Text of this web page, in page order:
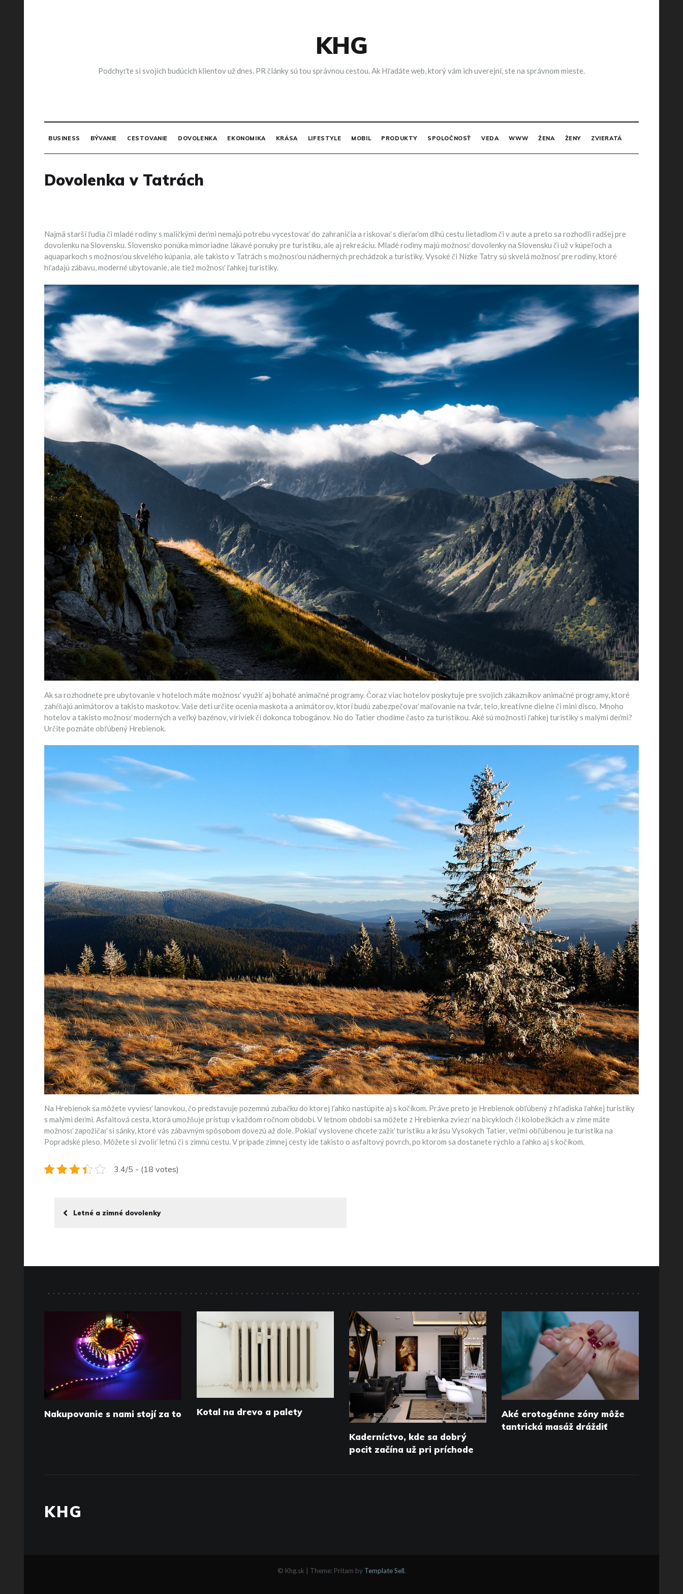
KHG
Podchyťte si svojich budúcich klientov už dnes. PR články sú tou správnou cestou. Ak Hľadáte web, ktorý vám ich uverejní, ste na správnom mieste.
BUSINESS BÝVANIE CESTOVANIE DOVOLENKA EKONOMIKA KRÁSA LIFESTYLE MOBIL PRODUKTY SPOLOČNOSŤ VEDA WWW ŽENA ŽENY ZVIERATÁ
Dovolenka v Tatrách
Najmä starší ľudia či mladé rodiny s maličkými deťmi nemajú potrebu vycestovať do zahraničia a riskovať s dieťaťom dlhú cestu lietadlom či v aute a preto sa rozhodli radšej pre
dovolenku na Slovensku. Slovensko ponúka mimoriadne lákavé ponuky pre turistiku, ale aj rekreáciu. Mladé rodiny majú možnosť dovolenky na Slovensku či už v kúpeľoch a
aquaparkoch s možnosťou skvelého kúpania, ale takisto v Tatrách s možnosťou nádherných prechádzok a turistiky. Vysoké či Nízke Tatry sú skvelá možnosť pre rodiny, ktoré
hľadajú zábavu, moderné ubytovanie, ale tiež možnosť ľahkej turistiky.
Ak sa rozhodnete pre ubytovanie v hoteloch máte možnosť využiť aj bohaté animačné programy. Čoraz viac hotelov poskytuje pre svojich zákazníkov animačné programy, ktoré
zahŕňajú animátorov a takisto maskotov. Vaše deti určite ocenia maskota a animátorov, ktorí budú zabezpečovať maľovanie na tvár, telo, kreatívne dielne či mini disco. Mnoho
hotelov a takisto možnosť moderných a veľký bazénov, víriviek či dokonca tobogánov. No do Tatier chodíme často za turistikou. Aké sú možnosti ľahkej turistiky s malými deťmi?
Určite poznáte obľúbený Hrebienok.
Na Hrebienok sa môžete vyviesť lanovkou, čo predstavuje pozemnú zubačku do ktorej ľahko nastúpite aj s kočíkom. Práve preto je Hrebienok obľúbený z hľadiska ľahkej turistiky
s malými deťmi. Asfaltová cesta, ktorá umožňuje prístup v každom ročnom období. V letnom období sa môžete z Hrebienka zviezť na bicykloch či kolobežkách a v zime máte
možnosť zapožičať si sánky, ktoré vás zábavným spôsobom dovezú až dole. Pokiaľ vyslovene chcete zažiť turistiku a krásu Vysokých Tatier, veľmi obľúbenou je turistika na
Popradské pleso. Môžete si zvoliť letnú či s zimnú cestu. V prípade zimnej cesty ide takisto o asfaltový povrch, po ktorom sa dostanete rýchlo a ľahko aj s kočíkom.
3.4/5 - (18 votes)
Letné a zimné dovolenky
Nakupovanie s nami stojí za to Kotal na drevo a palety
Kaderníctvo, kde sa dobrý
pocit začína už pri príchode
Aké erotogénne zóny môže
tantrická masáž dráždiť
KHG
© Khg.sk Theme: Pritam by Template Sell.